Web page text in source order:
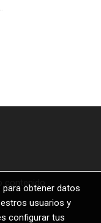
obtener datos
usuarios y
configurar tus